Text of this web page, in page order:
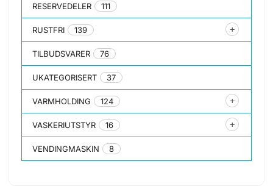
RESERVEDELER 111
RUSTFRI 139
TILBUDSVARER 76
UKATEGORISERT 37
VARMHOLDING 124
VASKERIUTSTYR 16
VENDINGMASKIN 8